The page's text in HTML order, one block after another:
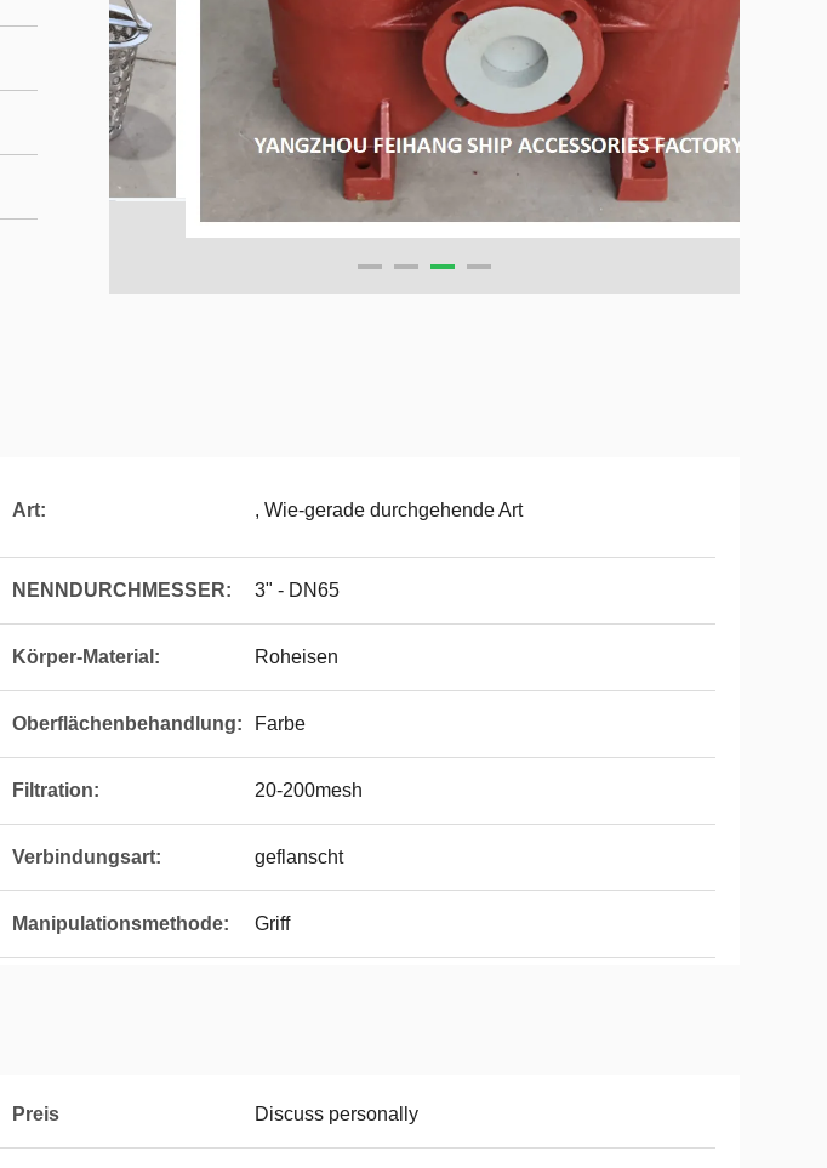
Art: , Wie-gerade durchgehende Art
NENNDURCHMESSER: 3" - DN65
Körper-Material: Roheisen
Oberflächenbehandlung: Farbe
Filtration: 20-200mesh
Verbindungsart: geflanscht
Manipulationsmethode: Griff
Preis Discuss personally